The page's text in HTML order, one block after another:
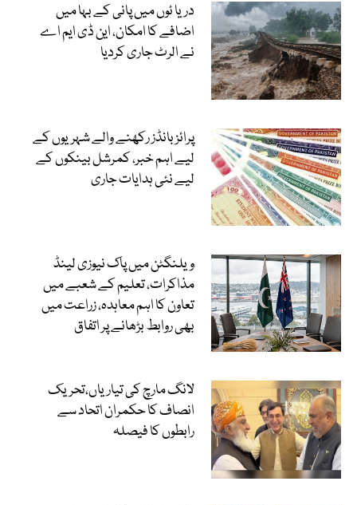
دریا ئوں میں پانی کے بہا میں
اضافے کا امکان، این ڈی ایم اے
نے الرٹ جاری کردیا
پرائز بانڈز رکھنے والے شہریوں کے
لیے اہم خبر، کمرشل بینکوں کے
لیے نئی ہدایات جاری
ویلنگٹن میں پاک نیوزی لینڈ
مذاکرات، تعلیم کے شعبے میں
تعاون کا اہم معاہدہ، زراعت میں
بھی روابط بڑھانے پر اتفاق
لانگ مارچ کی تیاریاں،تحریک
انصاف کا حکمران اتحاد سے
رابطوں کا فیصلہ